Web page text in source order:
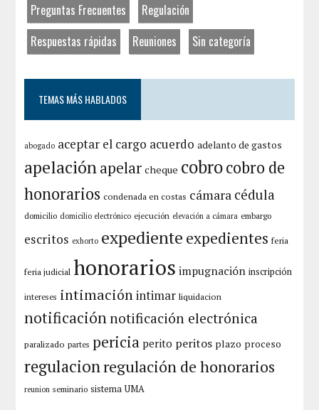
Preguntas Frecuentes
Regulación
Respuestas rápidas
Reuniones Sin categoría
TEMAS MÁS HABLADOS
abogado aceptar el cargo acuerdo adelanto de gastos
apelaciónapelar cheque cobrocobro de
honorarios condenada en costas cámara cédula
domicilio domicilio electrónico ejecución elevación a cámara embargo
escritos exhorto expediente expedientes feria
feria judicial honorarios impugnación inscripción
intereses intimación intimar liquidacion
notificación notificación electrónica
paralizado partes pericia perito peritos plazo proceso
regulacionregulación de honorarios
reunion seminario sistema UMA